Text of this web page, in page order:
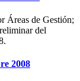
Áreas de Gestión;
del
2008